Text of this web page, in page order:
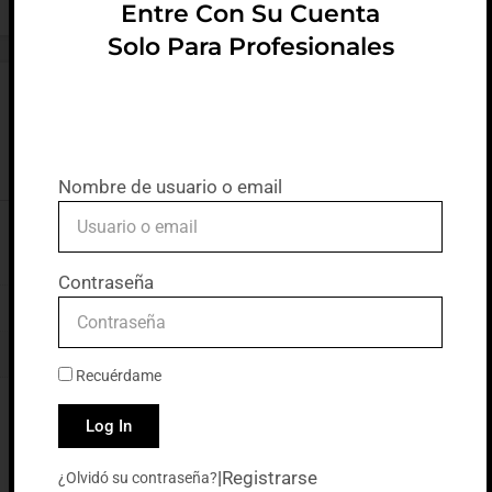
Entre Con Su Cuenta
Solo Para Profesionales
Nombre de usuario o email
Contraseña
Recuérdame
Log In
¿Olvidó su contraseña?|Registrarse